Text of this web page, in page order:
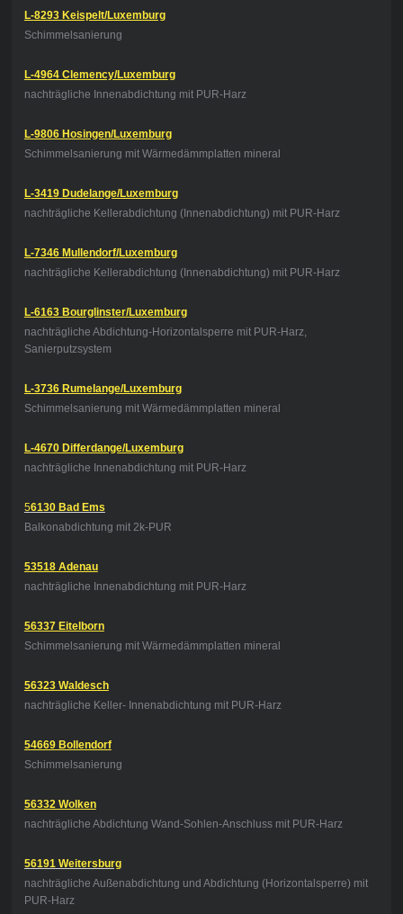
L-8293 Keispelt/Luxemburg
Schimmelsanierung
L-4964 Clemency/Luxemburg
nachträgliche Innenabdichtung mit PUR-Harz
L-9806 Hosingen/Luxemburg
Schimmelsanierung mit Wärmedämmplatten mineral
L-3419 Dudelange/Luxemburg
nachträgliche Kellerabdichtung (Innenabdichtung) mit PUR-Harz
L-7346 Mullendorf/Luxemburg
nachträgliche Kellerabdichtung (Innenabdichtung) mit PUR-Harz
L-6163 Bourglinster/Luxemburg
nachträgliche Abdichtung-Horizontalsperre mit PUR-Harz,
Sanierputzsystem
L-3736 Rumelange/Luxemburg
Schimmelsanierung mit Wärmedämmplatten mineral
L-4670 Differdange/Luxemburg
nachträgliche Innenabdichtung mit PUR-Harz
56130 Bad Ems
Balkonabdichtung mit 2k-PUR
53518 Adenau
nachträgliche Innenabdichtung mit PUR-Harz
56337 Eitelborn
Schimmelsanierung mit Wärmedämmplatten mineral
56323 Waldesch
nachträgliche Keller- Innenabdichtung mit PUR-Harz
54669 Bollendorf
Schimmelsanierung
56332 Wolken
nachträgliche Abdichtung Wand-Sohlen-Anschluss mit PUR-Harz
56191 Weitersburg
nachträgliche Außenabdichtung und Abdichtung (Horizontalsperre) mit
PUR-Harz